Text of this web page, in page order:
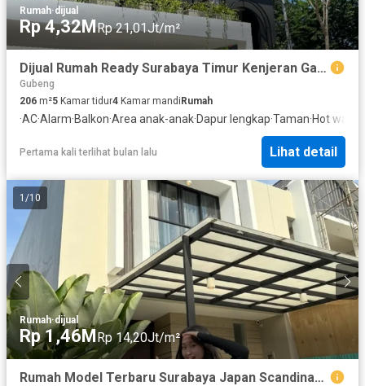
Rumah·dijual
Rp 4,32MRp 21,01Jt/m²
Dijual Rumah Ready Surabaya Timur Kenjeran Galaxy Mall Unair
Gubeng
206 m²5 Kamar tidur4 Kamar mandiRumah
·AC·Alarm·Balkon·Area anak-anak·Dapur lengkap·Taman·Hot water
Pertama kali terlihat bulan lalu Lihat detail
1 /10
Rumah·dijual
Rp 1,46MRp 14,20Jt/m²
Rumah Model Terbaru Surabaya Japan Scandinavian